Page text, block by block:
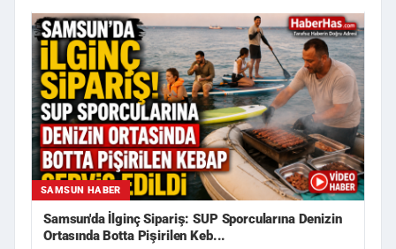
SAMSUN HABER
Samsun'da İlginç Sipariş: SUP Sporcularına Denizin
Ortasında Botta Pişirilen Keb...